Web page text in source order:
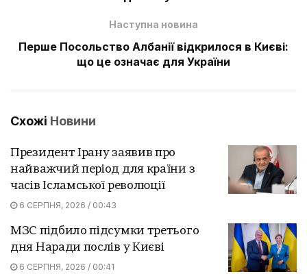
Наступна новина
Перше Посольство Албанії відкрилося в Києві:
що це означає для України
Схожі Новини
Президент Ірану заявив про
найважчий період для країни з
часів Ісламської революції
6 СЕРПНЯ, 2026 / 00:43
МЗС підбило підсумки третього
дня Наради послів у Києві
6 СЕРПНЯ, 2026 / 00:41